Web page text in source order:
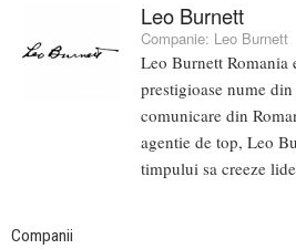
Leo Burnett
Companie: Leo Burnett
Leo Burnett Romania
prestigioase nume
comunicare din
agentie de top, Leo
timpului sa creeze
Companii